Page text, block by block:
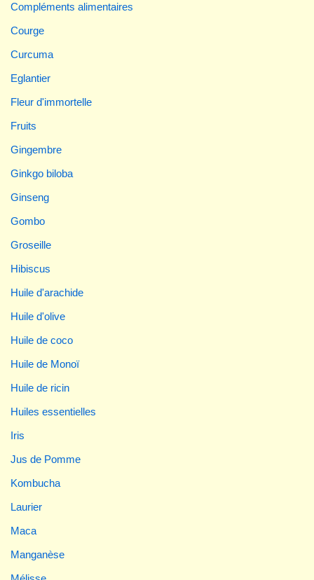
Compléments alimentaires
Courge
Curcuma
Eglantier
Fleur d'immortelle
Fruits
Gingembre
Ginkgo biloba
Ginseng
Gombo
Groseille
Hibiscus
Huile d'arachide
Huile d'olive
Huile de coco
Huile de Monoï
Huile de ricin
Huiles essentielles
Iris
Jus de Pomme
Kombucha
Laurier
Maca
Manganèse